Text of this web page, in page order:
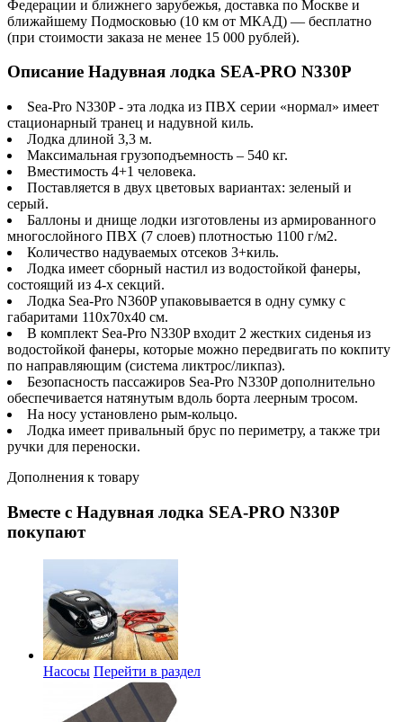
Федерации и ближнего зарубежья, доставка по Москве и
ближайшему Подмосковью (10 км от МКАД) — бесплатно
(при стоимости заказа не менее 15 000 рублей).
Описание Надувная лодка SEA-PRO N330P
Sea-Pro N330P - эта лодка из ПВХ серии «нормал» имеет
стационарный транец и надувной киль.
Лодка длиной 3,3 м.
Максимальная грузоподъемность – 540 кг.
Вместимость 4+1 человека.
Поставляется в двух цветовых вариантах: зеленый и
серый.
Баллоны и днище лодки изготовлены из армированного
многослойного ПВХ (7 слоев) плотностью 1100 г/м2.
Количество надуваемых отсеков 3+киль.
Лодка имеет сборный настил из водостойкой фанеры,
состоящий из 4-х секций.
Лодка Sea-Pro N360P упаковывается в одну сумку с
габаритами 110х70х40 см.
В комплект Sea-Pro N330P входит 2 жестких сиденья из
водостойкой фанеры, которые можно передвигать по кокпиту
по направляющим (система ликтрос/ликпаз).
Безопасность пассажиров Sea-Pro N330P дополнительно
обеспечивается натянутым вдоль борта леерным тросом.
На носу установлено рым-кольцо.
Лодка имеет привальный брус по периметру, а также три
ручки для переноски.
Дополнения к товару
Вместе с Надувная лодка SEA-PRO N330P
покупают
Насосы Перейти в раздел